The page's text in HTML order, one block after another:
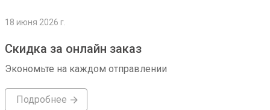
18 июня 2026 г.
Скидка за онлайн заказ
Экономьте на каждом отправлении
Подробнее